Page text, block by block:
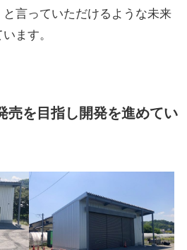
言っていただけるような未来
ます。
売を目指し開発を進めてい